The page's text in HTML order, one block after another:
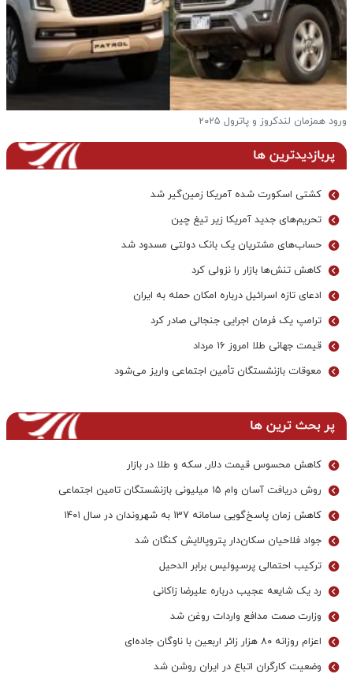
ورود همزمان لندکروز و پاترول ۲۰۲۵
پربازدیدترین ها
کشتی اسکورت شده آمریکا زمین‌گیر شد
تحریم‌های جدید آمریکا زیر تیغ چین
حساب‌های مشتریان یک بانک‌ دولتی مسدود شد
کاهش تنش‌ها بازار را نزولی کرد
ادعای تازه اسرائیل درباره امکان حمله به ایران
ترامپ یک فرمان اجرایی جنجالی صادر کرد
قیمت جهانی طلا امروز ۱۶ مرداد
معوقات بازنشستگان تأمین اجتماعی واریز می‌شود
پر بحث ترین ها
کاهش محسوس قیمت دلار, سکه و طلا در بازار
روش دریافت آسان وام ۱۵ میلیونی بازنشستگان تامین اجتماعی
کاهش زمان پاسخ‌گویی سامانه 137 به شهروندان در سال ۱۴۰۱
جواد فلاحیان سکان‌دار پتروپالایش کنگان شد
ترکیب احتمالی پرسپولیس برابر الدحیل
رد یک شایعه عجیب درباره علیرضا زاکانی
وزارت صمت مدافع واردات روغن شد
اعزام روزانه ۸۰ هزار زائر اربعین با ناوگان جاده‌ای
وضعیت کارگران اتباع در ایران روشن شد